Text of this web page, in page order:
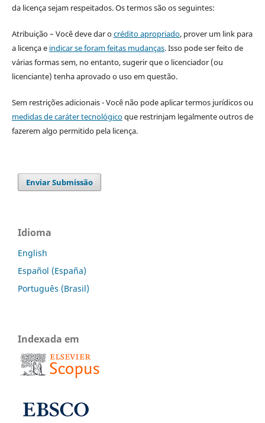
da licença sejam respeitados. Os termos são os seguintes:
Atribuição – Você deve dar ocrédito apropriado, prover um link para
a licença e indicar se foram feitas mudanças. Isso pode ser feito de
várias formas sem, no entanto, sugerir que o licenciador (ou
licenciante) tenha aprovado o uso em questão.
Sem restrições adicionais - Você não pode aplicar termos jurídicos ou
medidas de caráter tecnológicoque restrinjam legalmente outros de
fazerem algo permitido pela licença.
Enviar Submissão
Idioma
English
Español (España)
Português (Brasil)
Indexada em